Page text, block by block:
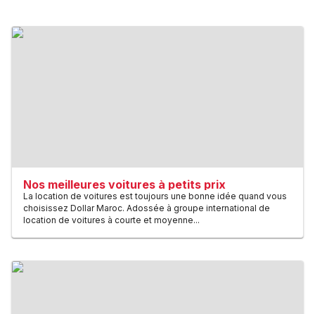
Nos meilleures voitures à petits prix
La location de voitures est toujours une bonne idée quand vous
choisissez Dollar Maroc. Adossée à groupe international de
location de voitures à courte et moyenne...